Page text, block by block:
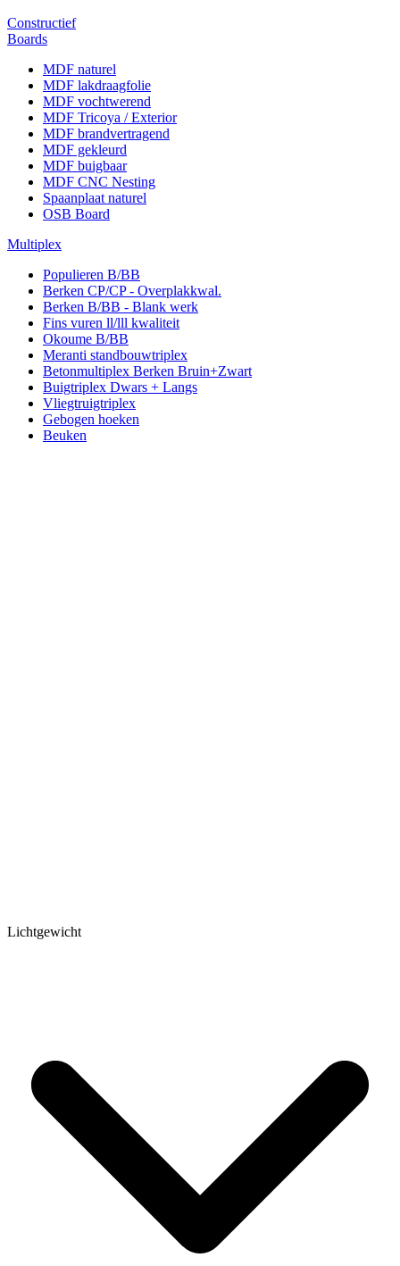
Constructief
Boards
MDF naturel
MDF lakdraagfolie
MDF vochtwerend
MDF Tricoya / Exterior
MDF brandvertragend
MDF gekleurd
MDF buigbaar
MDF CNC Nesting
Spaanplaat naturel
OSB Board
Multiplex
Populieren B/BB
Berken CP/CP - Overplakkwal.
Berken B/BB - Blank werk
Fins vuren ll/lll kwaliteit
Okoume B/BB
Meranti standbouwtriplex
Betonmultiplex Berken Bruin+Zwart
Buigtriplex Dwars + Langs
Vliegtruigtriplex
Gebogen hoeken
Beuken
Lichtgewicht